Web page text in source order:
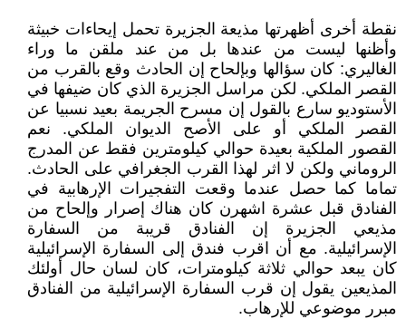
نقطة أخرى أظهرتها مذيعة الجزيرة تحمل إيحاءات خبيثة
وأظنها ليست من عندها بل من عند ملقن ما وراء
الغاليري: كان سؤالها وبإلحاح إن الحادث وقع بالقرب من
القصر الملكي. لكن مراسل الجزيرة الذي كان ضيفها في
الأستوديو سارع بالقول إن مسرح الجريمة بعيد نسبيا عن
القصر الملكي أو على الأصح الديوان الملكي. نعم
القصور الملكية بعيدة حوالي كيلومترين فقط عن المدرج
الروماني ولكن لا اثر لهذا القرب الجغرافي على الحادث.
تماما كما حصل عندما وقعت التفجيرات الإرهابية في
الفنادق قبل عشرة اشهرن كان هناك إصرار وإلحاح من
مذيعي الجزيرة إن الفنادق قريبة من السفارة
الإسرائيلية. مع أن اقرب فندق إلى السفارة الإسرائيلية
كان يبعد حوالي ثلاثة كيلومترات، كان لسان حال أولئك
المذيعين يقول إن قرب السفارة الإسرائيلية من الفنادق
مبرر موضوعي للإرهاب.